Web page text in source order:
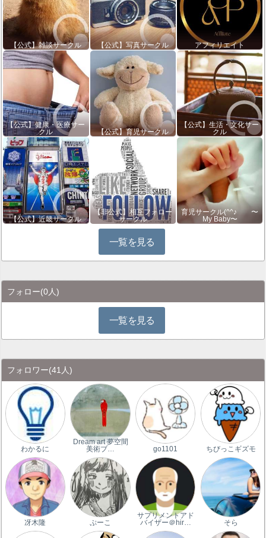
【公式】雑談サークル 【公式】写真サークル アフィリエイト
【公式】健康・医療サー
クル
【公式】育児サークル
【公式】生活・文化サー
クル
【公式】近畿サークル
【非公式】相互フォロー
サークル
育児サークル(^^♪ 〜
My Baby〜
一覧を見る
フォロー(0人)
一覧を見る
フォロワー(41人)
わかるに
Dream art 夢空間
美術ブ…
go1101 ちびっこギズモ
冴木隆 ぷーこ
サプリメントアド
バイザー＠hir…
そら